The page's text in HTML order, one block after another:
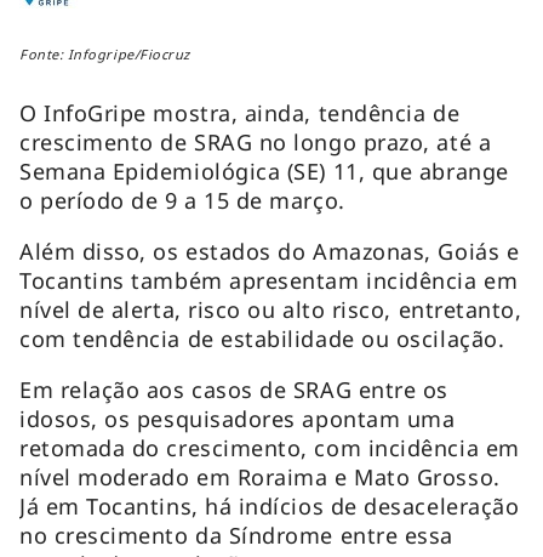
Fonte: Infogripe/Fiocruz
O InfoGripe mostra, ainda, tendência de
crescimento de SRAG no longo prazo, até a
Semana Epidemiológica (SE) 11, que abrange
o período de 9 a 15 de março.
Além disso, os estados do Amazonas, Goiás e
Tocantins também apresentam incidência em
nível de alerta, risco ou alto risco, entretanto,
com tendência de estabilidade ou oscilação.
Em relação aos casos de SRAG entre os
idosos, os pesquisadores apontam uma
retomada do crescimento, com incidência em
nível moderado em Roraima e Mato Grosso.
Já em Tocantins, há indícios de desaceleração
no crescimento da Síndrome entre essa